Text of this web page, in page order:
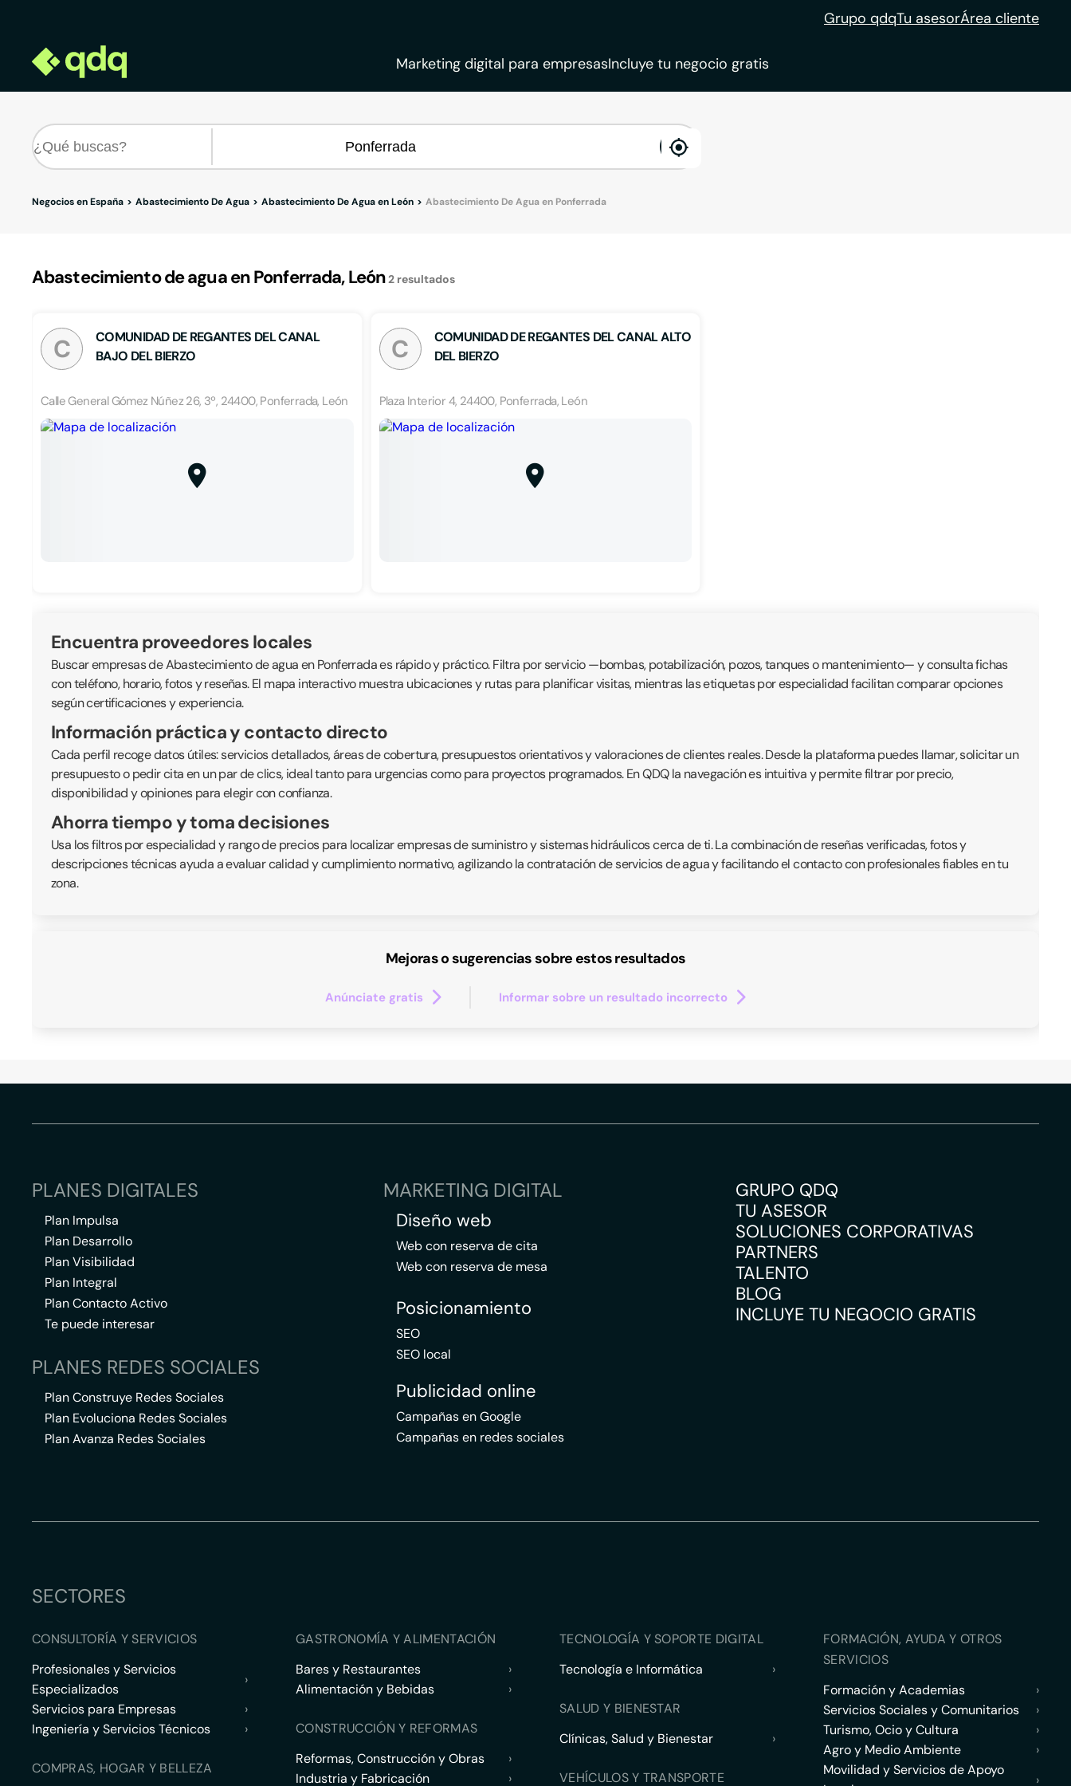
Grupo qdqTu asesorÁrea cliente
Marketing digital para empresasIncluye tu negocio gratis
enable
Negocios en España Abastecimiento De Agua Abastecimiento De Agua en León Abastecimiento De Agua en Ponferrada
Abastecimiento de agua en Ponferrada, León2 resultados
C
COMUNIDAD DE REGANTES DEL CANAL
BAJO DEL BIERZO
Calle General Gómez Núñez 26, 3º, 24400, Ponferrada, León
C
COMUNIDAD DE REGANTES DEL CANAL ALTO
DEL BIERZO
Plaza Interior 4, 24400, Ponferrada, León
Encuentra proveedores locales
Buscar empresas de Abastecimiento de agua en Ponferrada es rápido y práctico. Filtra por servicio —bombas, potabilización, pozos, tanques o mantenimiento— y consulta fichas
con teléfono, horario, fotos y reseñas. El mapa interactivo muestra ubicaciones y rutas para planificar visitas, mientras las etiquetas por especialidad facilitan comparar opciones
según certificaciones y experiencia.
Información práctica y contacto directo
Cada perfil recoge datos útiles: servicios detallados, áreas de cobertura, presupuestos orientativos y valoraciones de clientes reales. Desde la plataforma puedes llamar, solicitar un
presupuesto o pedir cita en un par de clics, ideal tanto para urgencias como para proyectos programados. En QDQ la navegación es intuitiva y permite filtrar por precio,
disponibilidad y opiniones para elegir con confianza.
Ahorra tiempo y toma decisiones
Usa los filtros por especialidad y rango de precios para localizar empresas de suministro y sistemas hidráulicos cerca de ti. La combinación de reseñas verificadas, fotos y
descripciones técnicas ayuda a evaluar calidad y cumplimiento normativo, agilizando la contratación de servicios de agua y facilitando el contacto con profesionales fiables en tu
zona.
Mejoras o sugerencias sobre estos resultados
Anúnciate gratis Informar sobre un resultado incorrecto
PLANES DIGITALES
Plan Impulsa
Plan Desarrollo
Plan Visibilidad
Plan Integral
Plan Contacto Activo
Te puede interesar
PLANES REDES SOCIALES
Plan Construye Redes Sociales
Plan Evoluciona Redes Sociales
Plan Avanza Redes Sociales
MARKETING DIGITAL
Diseño web
Web con reserva de cita
Web con reserva de mesa
Posicionamiento
SEO
SEO local
Publicidad online
Campañas en Google
Campañas en redes sociales
GRUPO QDQ
TU ASESOR
SOLUCIONES CORPORATIVAS
PARTNERS
TALENTO
BLOG
INCLUYE TU NEGOCIO GRATIS
SECTORES
CONSULTORÍA Y SERVICIOS
Profesionales y Servicios
Especializados
›
Servicios para Empresas
›
Ingeniería y Servicios Técnicos
›
COMPRAS, HOGAR Y BELLEZA
GASTRONOMÍA Y ALIMENTACIÓN
Bares y Restaurantes
›
Alimentación y Bebidas
›
CONSTRUCCIÓN Y REFORMAS
Reformas, Construcción y Obras
›
Industria y Fabricación
›
TECNOLOGÍA Y SOPORTE DIGITAL
Tecnología e Informática
›
SALUD Y BIENESTAR
Clínicas, Salud y Bienestar
›
VEHÍCULOS Y TRANSPORTE
FORMACIÓN, AYUDA Y OTROS
SERVICIOS
Formación y Academias
›
Servicios Sociales y Comunitarios
›
Turismo, Ocio y Cultura
›
Agro y Medio Ambiente
›
Movilidad y Servicios de Apoyo
›